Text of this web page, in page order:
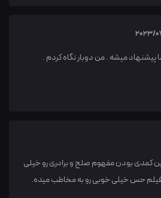
2023/
میشه . من دوبار نگاه کردم .
کمدی بودن مفهوم صلح و برادری رو خیلی
حس خیلی خوبی رو به مخاطب میده.